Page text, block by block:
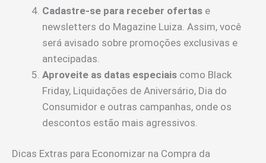
Cadastre-se para receber ofertas e
newsletters do Magazine Luiza. Assim, você
será avisado sobre promoções exclusivas e
antecipadas.
Aproveite as datas especiais como Black
Friday, Liquidações de Aniversário, Dia do
Consumidor e outras campanhas, onde os
descontos estão mais agressivos.
Dicas Extras para Economizar na Compra da